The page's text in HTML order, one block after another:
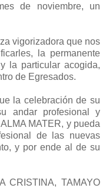
de noviembre, un
vigorizadora que nos
la permanente
la particular acogida,
de Egresados.
la celebración de su
andar profesional y
MATER, y pueda
de las nuevas
y por ende al de su
CRISTINA, TAMAYO